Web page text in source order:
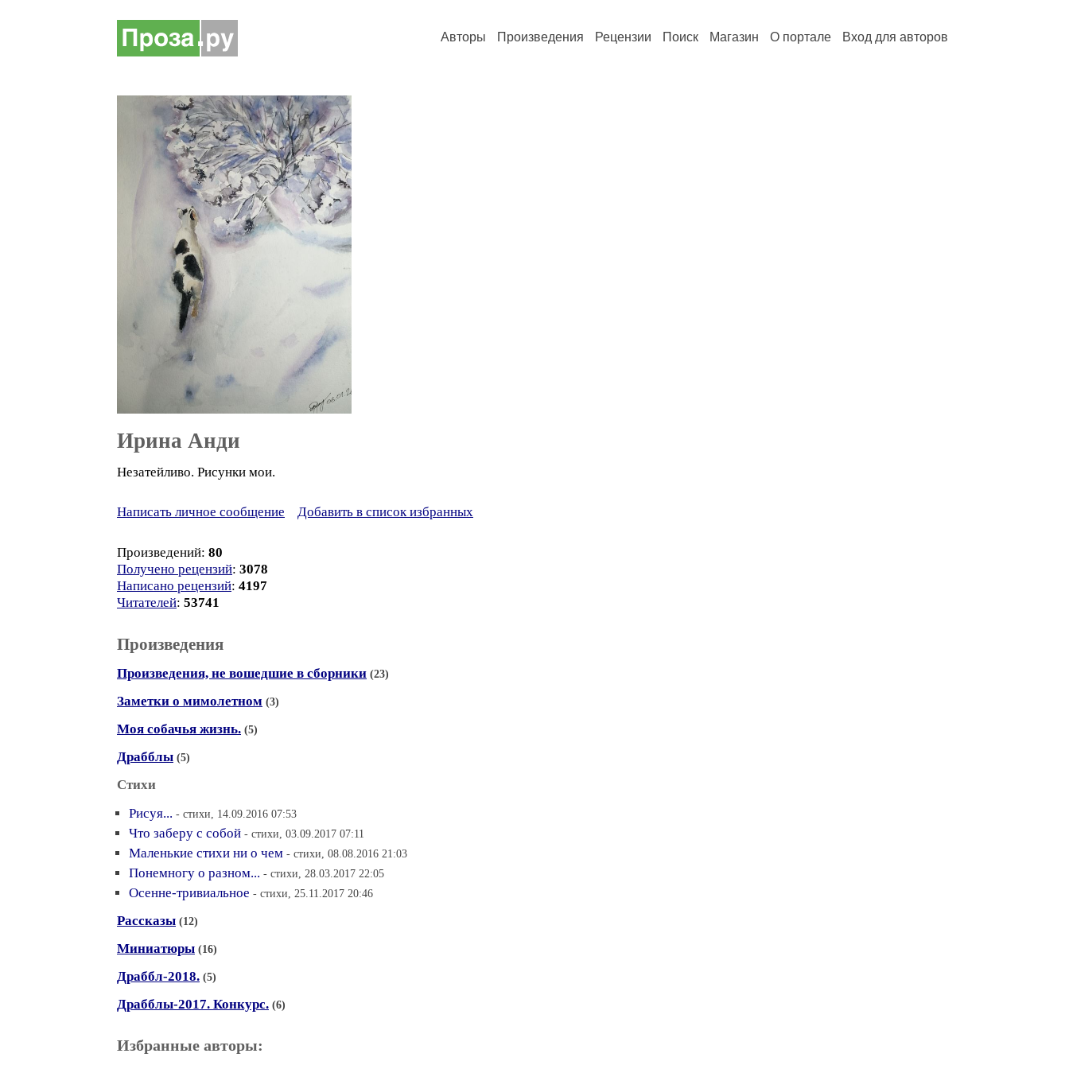
Авторы Произведения Рецензии Поиск Магазин О портале Вход для авторов
Ирина Анди
Незатейливо. Рисунки мои.
Написать личное сообщение Добавить в список избранных
Произведений: 80
Получено рецензий: 3078
Написано рецензий: 4197
Читателей: 53741
Произведения
Произведения, не вошедшие в сборники (23)
Заметки о мимолетном (3)
Моя собачья жизнь. (5)
Драбблы (5)
Стихи
Рисуя... - стихи, 14.09.2016 07:53
Что заберу с собой - стихи, 03.09.2017 07:11
Маленькие стихи ни о чем - стихи, 08.08.2016 21:03
Понемногу о разном... - стихи, 28.03.2017 22:05
Осенне-тривиальное - стихи, 25.11.2017 20:46
Рассказы (12)
Миниатюры (16)
Драббл-2018. (5)
Драбблы-2017. Конкурс. (6)
Избранные авторы: